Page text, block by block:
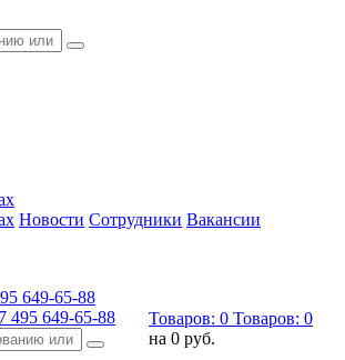
Новости Сотрудники Вакансии
649-65-88
495 649-65-88 Товаров: 0 Товаров: 0
на 0 руб.